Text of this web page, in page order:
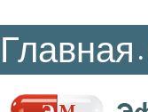
Главная •